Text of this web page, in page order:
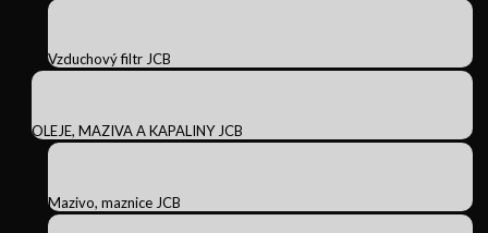
Vzduchový filtr JCB
OLEJE, MAZIVA A KAPALINY JCB
Mazivo, maznice JCB